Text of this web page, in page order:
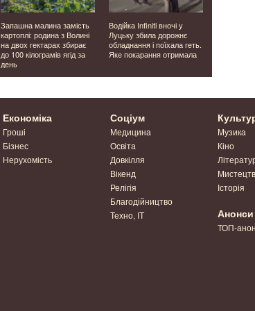
Запашна малина замість
картоплі: родина з Волині
на двох гектарах збирає
до 100 кілограмів ягід за
день
Водійка Infiniti вночі у
Луцьку збила дорожнє
обладнання і поїхала геть.
Яке покарання отримала
Економіка
Гроші
Бізнес
Нерухомість
Соціум
Медицина
Освіта
Довкілля
Вікенд
Релігія
Благодійництво
Техно, IT
Музика
Кіно
Історія
Анонси
ТОП-